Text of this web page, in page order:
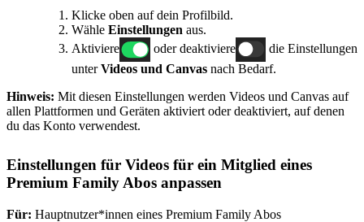
Klicke oben auf dein Profilbild.
Wähle Einstellungen aus.
Aktiviere
oder deaktiviere
die Einstellungen
unterVideos und Canvas nach Bedarf.
Hinweis: Mit diesen Einstellungen werden Videos und Canvas auf
allen Plattformen und Geräten aktiviert oder deaktiviert, auf denen
du das Konto verwendest.
Einstellungen für Videos für ein Mitglied eines
Premium Family Abos anpassen
Für: Hauptnutzer*innen eines Premium Family Abos